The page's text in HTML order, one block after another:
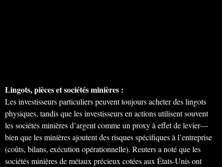
Lingots, pièces et sociétés minières :
Les investisseurs particuliers peuvent toujours acheter des lingots
physiques, tandis que les investisseurs en actions utilisent souvent
les sociétés minières d’argent comme un proxy à effet de levier—
bien que les minières ajoutent des risques spécifiques à l’entreprise
(coûts, bilans, exécution opérationnelle). Reuters a noté que les
sociétés minières de métaux précieux cotées aux États-Unis ont